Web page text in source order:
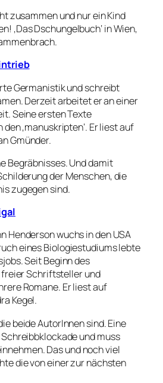
zusammen und nur ein Kind
‚Das Dschungelbuch‘ in Wien,
Germanistik und schreibt
Derzeit arbeitet er an einer
Seine ersten Texte
‚manuskripten‘. Er liest auf
Gmünder.
Begräbnisses. Und damit
der Menschen, die
zugegen sind.
Henderson wuchs in den USA
eines Biologiestudiums lebte
Seit Beginn des
Schriftsteller und
Romane. Er liest auf
Kegel.
beide AutorInnen sind. Eine
und muss
Das und noch viel
die von einer zur nächsten